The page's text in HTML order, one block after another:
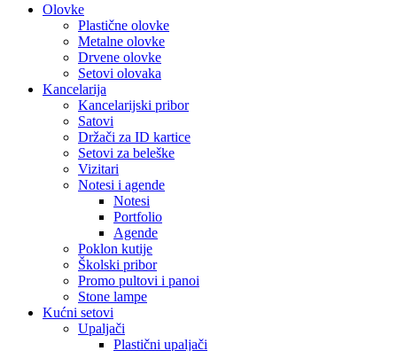
Olovke
Plastične olovke
Metalne olovke
Drvene olovke
Setovi olovaka
Kancelarija
Kancelarijski pribor
Satovi
Držači za ID kartice
Setovi za beleške
Vizitari
Notesi i agende
Notesi
Portfolio
Agende
Poklon kutije
Školski pribor
Promo pultovi i panoi
Stone lampe
Kućni setovi
Upaljači
Plastični upaljači